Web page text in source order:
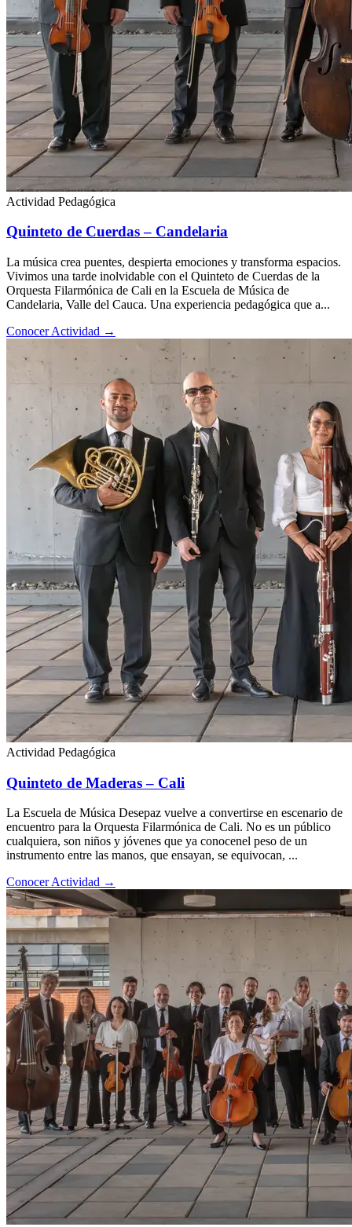
Actividad Pedagógica
Quinteto de Cuerdas – Candelaria
La música crea puentes, despierta emociones y transforma espacios.
Vivimos una tarde inolvidable con el Quinteto de Cuerdas de la
Orquesta Filarmónica de Cali en la Escuela de Música de
Candelaria, Valle del Cauca. Una experiencia pedagógica que a...
Conocer Actividad →
Actividad Pedagógica
Quinteto de Maderas – Cali
La Escuela de Música Desepaz vuelve a convertirse en escenario de
encuentro para la Orquesta Filarmónica de Cali. No es un público
cualquiera, son niños y jóvenes que ya conocenel peso de un
instrumento entre las manos, que ensayan, se equivocan, ...
Conocer Actividad →